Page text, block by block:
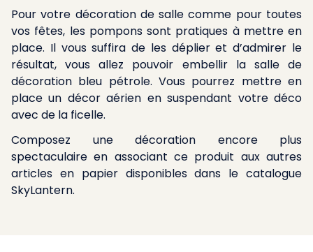
Pour votre décoration de salle comme pour toutes
vos fêtes, les pompons sont pratiques à mettre en
place. Il vous suffira de les déplier et d’admirer le
résultat, vous allez pouvoir embellir la salle de
décoration bleu pétrole. Vous pourrez mettre en
place un décor aérien en suspendant votre déco
avec de la ficelle.
Composez une décoration encore plus
spectaculaire en associant ce produit aux autres
articles en papier disponibles dans le catalogue
SkyLantern.